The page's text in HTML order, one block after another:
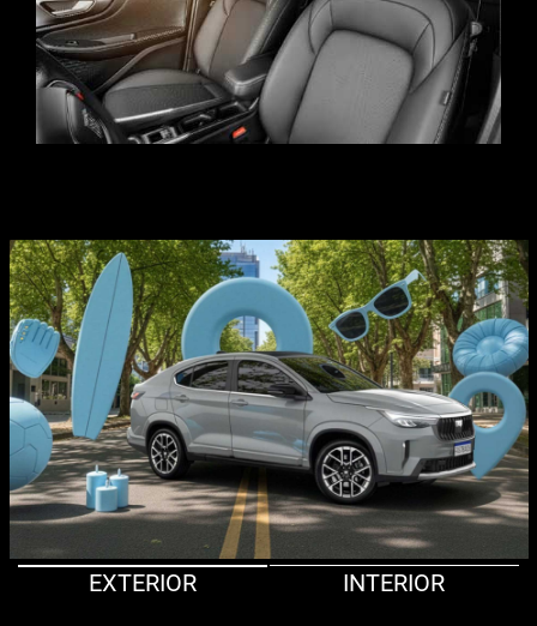
EXTERIOR INTERIOR